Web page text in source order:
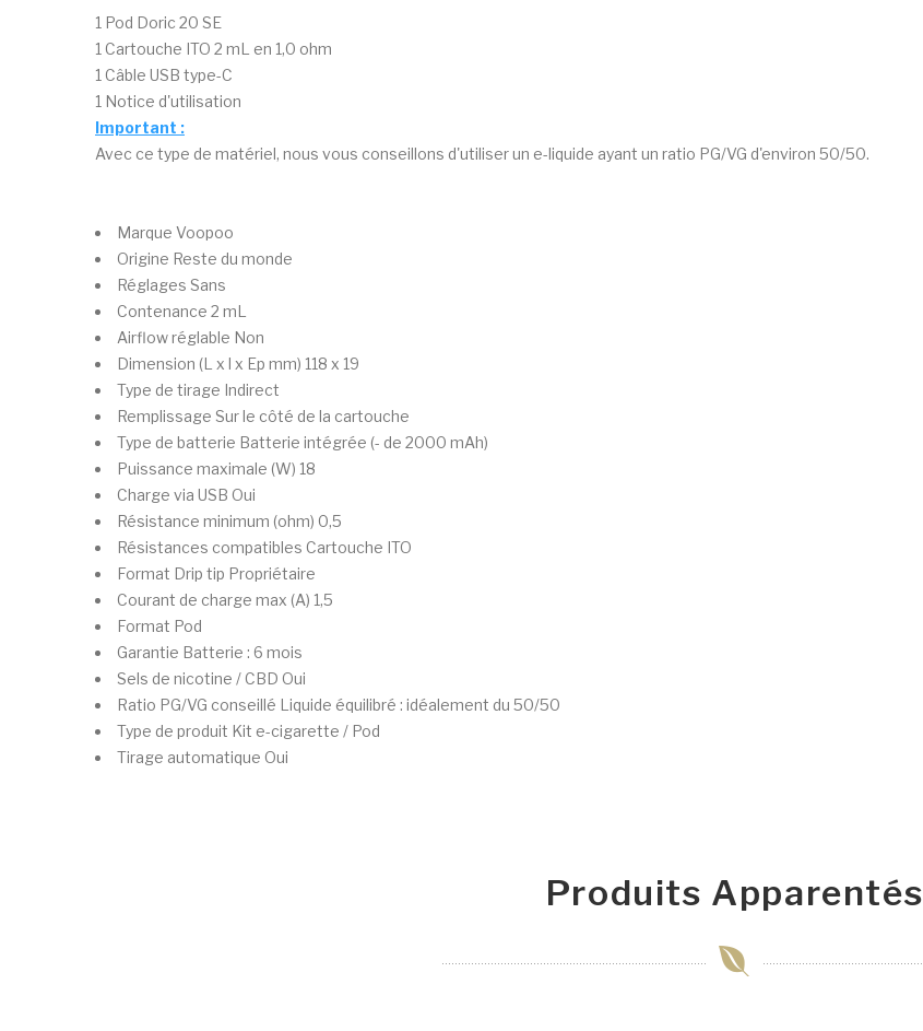
1 Pod Doric 20 SE
1 Cartouche ITO 2 mL en 1,0 ohm
1 Câble USB type-C
1 Notice d'utilisation
Important :
Avec ce type de matériel, nous vous conseillons d'utiliser un e-liquide ayant un ratio PG/VG d'environ 50/50.
Marque Voopoo
Origine Reste du monde
Réglages Sans
Contenance 2 mL
Airflow réglable Non
Dimension (L x l x Ep mm) 118 x 19
Type de tirage Indirect
Remplissage Sur le côté de la cartouche
Type de batterie Batterie intégrée (- de 2000 mAh)
Puissance maximale (W) 18
Charge via USB Oui
Résistance minimum (ohm) 0,5
Résistances compatibles Cartouche ITO
Format Drip tip Propriétaire
Courant de charge max (A) 1,5
Format Pod
Garantie Batterie : 6 mois
Sels de nicotine / CBD Oui
Ratio PG/VG conseillé Liquide équilibré : idéalement du 50/50
Type de produit Kit e-cigarette / Pod
Tirage automatique Oui
Produits Apparentés